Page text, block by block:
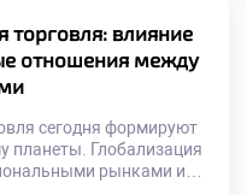
требует особых
процессов
качества. Клиент
сервиса […]
торговля: влияние
отношения между
сегодня формируют
планеты. Глобализация
рынками и